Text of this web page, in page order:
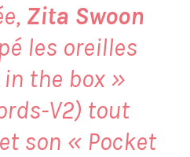
Zita Swoon
les oreilles
the box »
V2) tout
et son « Pocket